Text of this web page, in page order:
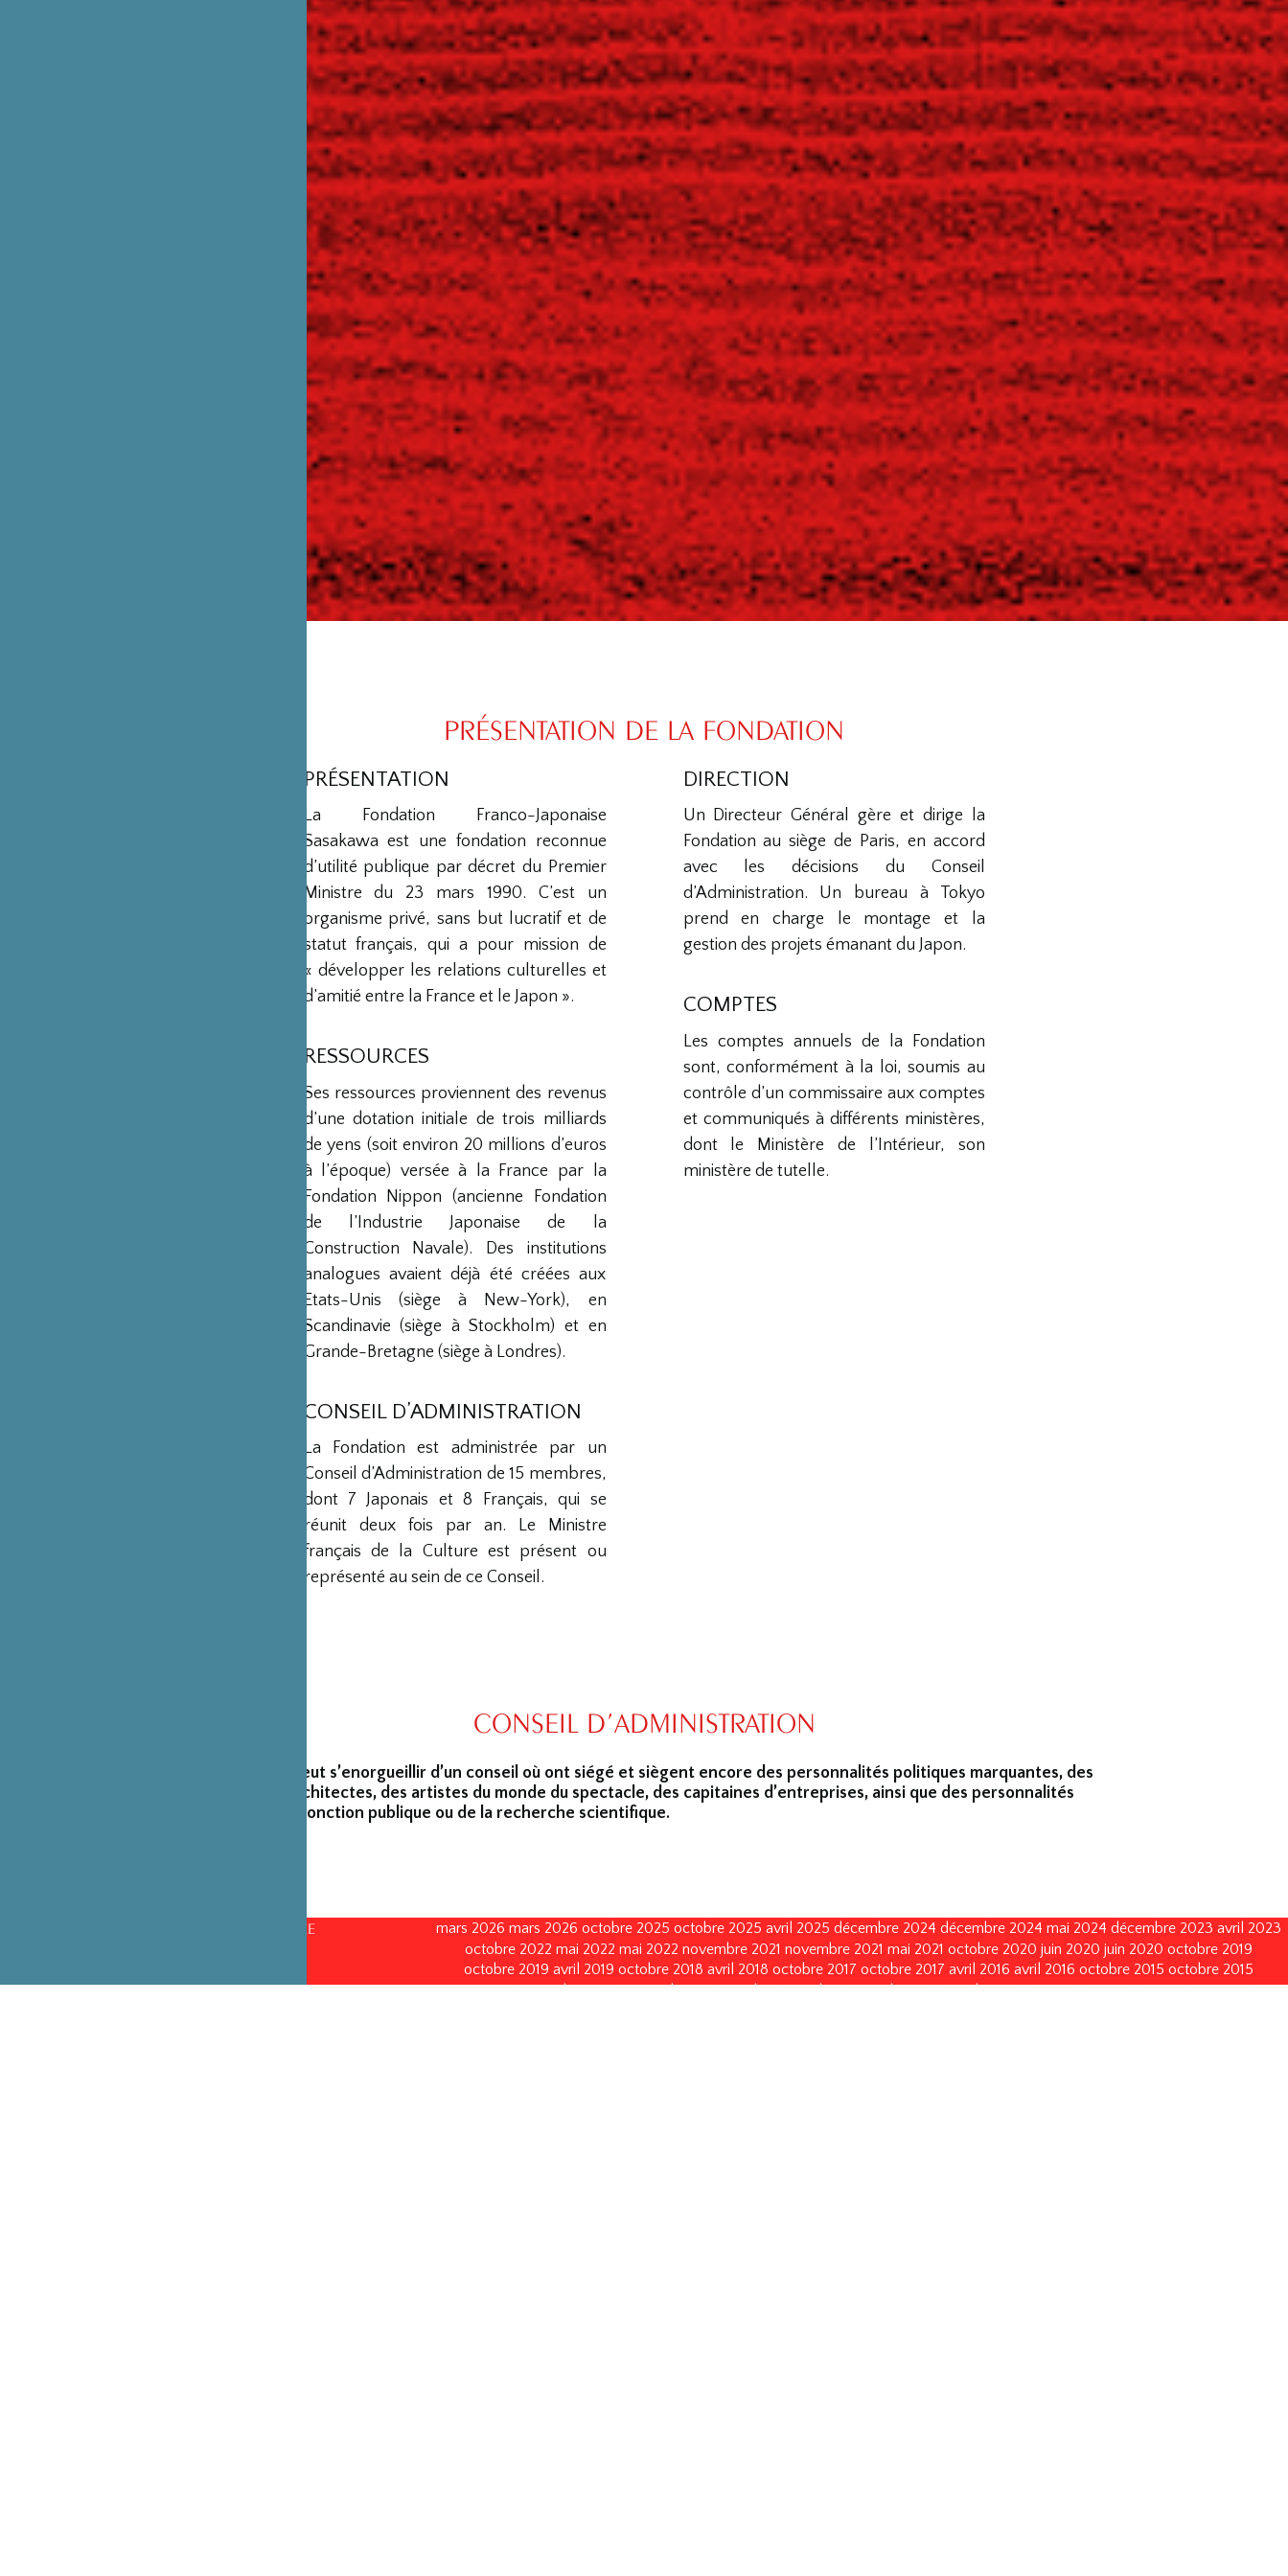
PRÉSENTATION DE LA FONDATION
PRÉSENTATION
La Fondation Franco-Japonaise
Sasakawa est une fondation reconnue
d’utilité publique par décret du Premier
Ministre du 23 mars 1990. C’est un
organisme privé, sans but lucratif et de
statut français, qui a pour mission de
« développer les relations culturelles et
d’amitié entre la France et le Japon ».
RESSOURCES
Ses ressources proviennent des revenus
d’une dotation initiale de trois milliards
de yens (soit environ 20 millions d’euros
à l’époque) versée à la France par la
Fondation Nippon (ancienne Fondation
de l’Industrie Japonaise de la
Construction Navale). Des institutions
analogues avaient déjà été créées aux
Etats-Unis (siège à New-York), en
Scandinavie (siège à Stockholm) et en
Grande-Bretagne (siège à Londres).
CONSEIL D’ADMINISTRATION
La Fondation est administrée par un
Conseil d’Administration de 15 membres,
dont 7 Japonais et 8 Français, qui se
réunit deux fois par an. Le Ministre
français de la Culture est présent ou
représenté au sein de ce Conseil.
DIRECTION
Un Directeur Général gère et dirige la
Fondation au siège de Paris, en accord
avec les décisions du Conseil
d’Administration. Un bureau à Tokyo
prend en charge le montage et la
gestion des projets émanant du Japon.
COMPTES
Les comptes annuels de la Fondation
sont, conformément à la loi, soumis au
contrôle d’un commissaire aux comptes
et communiqués à différents ministères,
dont le Ministère de l’Intérieur, son
ministère de tutelle.
CONSEIL D’ADMINISTRATION
La Fondation peut s’enorgueillir d’un conseil où ont siégé et siègent encore des personnalités politiques marquantes, des
créateurs et architectes, des artistes du monde du spectacle, des capitaines d’entreprises, ainsi que des personnalités
émérites de la fonction publique ou de la recherche scientifique.
CONSEILS D’ADMINISTRATION PAR ANNÉE mars 2026 mars 2026 octobre 2025 octobre 2025 avril 2025 décembre 2024 décembre 2024 mai 2024 décembre 2023 avril 2023
octobre 2022 mai 2022 mai 2022 novembre 2021 novembre 2021 mai 2021 octobre 2020 juin 2020 juin 2020 octobre 2019
octobre 2019 avril 2019 octobre 2018 avril 2018 octobre 2017 octobre 2017 avril 2016 avril 2016 octobre 2015 octobre 2015
janvier 2015 octobre 2014 septembre 2013 avril 2013 avril 2013 octobre 2011 octobre 2011 mai 2011 mai 2011 juin 2010 juin 2010